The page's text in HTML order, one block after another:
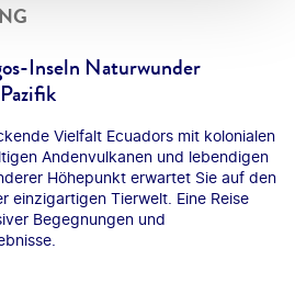
Inseln Naturwunder
Vielfalt Ecuadors mit kolonialen
Andenvulkanen und lebendigen
Höhepunkt erwartet Sie auf den
einzigartigen Tierwelt. Eine Reise
Begegnungen und